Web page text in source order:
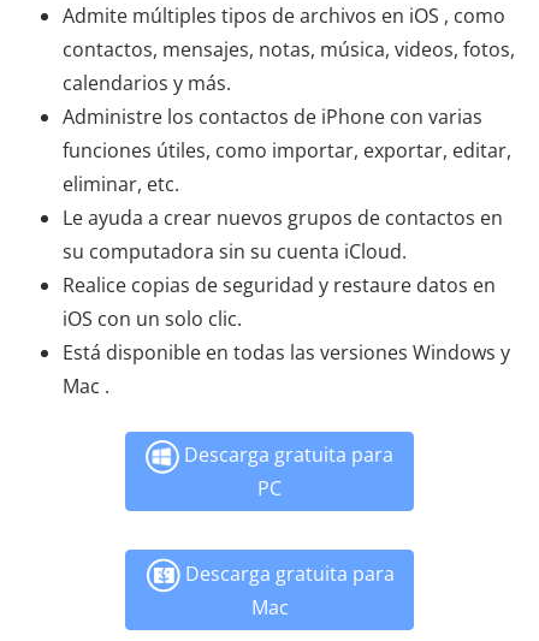
Admite múltiples tipos de archivos en iOS , como
contactos, mensajes, notas, música, videos, fotos,
calendarios y más.
Administre los contactos de iPhone con varias
funciones útiles, como importar, exportar, editar,
eliminar, etc.
Le ayuda a crear nuevos grupos de contactos en
su computadora sin su cuenta iCloud.
Realice copias de seguridad y restaure datos en
iOS con un solo clic.
Está disponible en todas las versiones Windows y
Mac .
Descarga gratuita para
PC
Descarga gratuita para
Mac